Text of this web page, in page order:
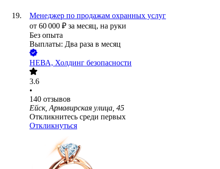
Менеджер по продажам охранных услуг
от 60 000 ₽ за месяц, на руки
Без опыта
Выплаты: Два раза в месяц
НЕВА, Холдинг безопасности
3.6
•
140 отзывов
Ейск, Армавирская улица, 45
Откликнитесь среди первых
Откликнуться